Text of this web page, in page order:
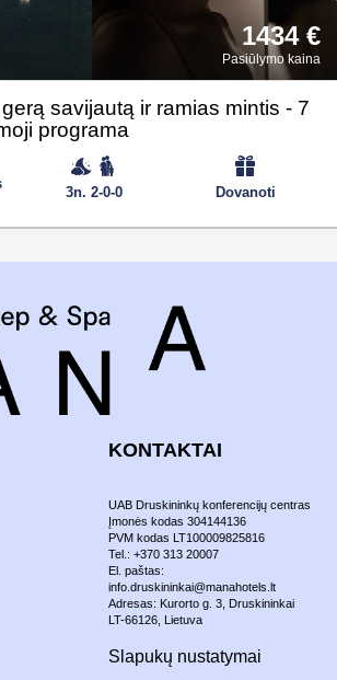
1434 €
Pasiūlymo kaina
savijautą ir ramias mintis - 7
programa
Dovanoti
3n. 2-0-0
KONTAKTAI
UAB Druskininkų konferencijų centras
Įmonės kodas 304144136
PVM kodas LT100009825816
Tel.: +370 313 20007
El. paštas:
info.druskininkai@manahotels.lt
Adresas: Kurorto g. 3, Druskininkai
LT-66126, Lietuva
Slapukų nustatymai